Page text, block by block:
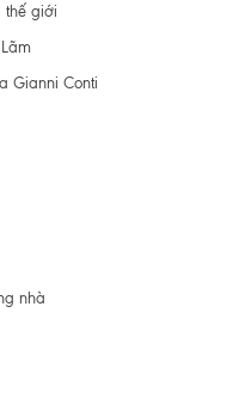
thế giới
Gianni Conti
nhà